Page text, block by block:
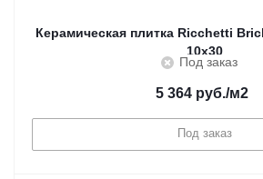
Керамическая плитка Ricchetti
10x30
Под заказ
5 364руб./м2
Под заказ